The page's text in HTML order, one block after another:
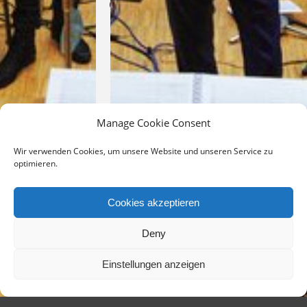
Manage Cookie Consent
Wir verwenden Cookies, um unsere Website und unseren Service zu
optimieren.
Cookies akzeptieren
Deny
Einstellungen anzeigen
Time
7.
November
2025
(GMT+01:00)
CALENDAR